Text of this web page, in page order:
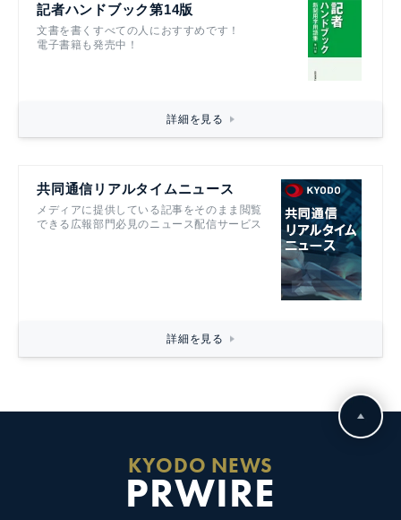
記者ハンドブック第14版
文書を書くすべての人におすすめです！
電子書籍も発売中！
詳細を見る
共同通信リアルタイムニュース
メディアに提供している記事をそのまま閲覧
できる広報部門必見のニュース配信サービス
詳細を見る
KYODO NEWS
PRWIRE